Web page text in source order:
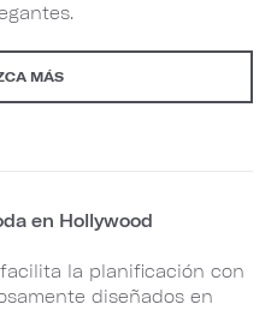
MÁS
en Hollywood
la planificación con
diseñados en